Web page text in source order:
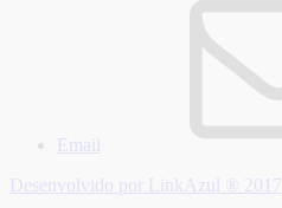
Email
Desenvolvido por LinkAzul ® 2017